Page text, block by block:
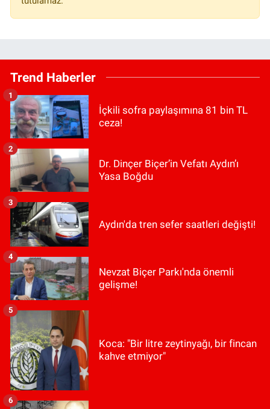
Trend Haberler
İçkili sofra paylaşımına 81 bin TL
ceza!
1
Dr. Dinçer Biçer’in Vefatı Aydın’ı
Yasa Boğdu
2
Aydın'da tren sefer saatleri değişti!
3
Nevzat Biçer Parkı'nda önemli
gelişme!
4
Koca: "Bir litre zeytinyağı, bir fincan
kahve etmiyor"
5
6